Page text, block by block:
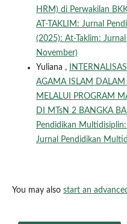
HRM) di Perwakilan
AT-TAKLIM: Jurnal
(2025): At-Taklim:
November)
Yuliana ,
AGAMA ISLAM DALAM
MELALUI PROGRAM
DI MTsN 2 BANGKA
Pendidikan
Jurnal Pendidikan
You may also start an